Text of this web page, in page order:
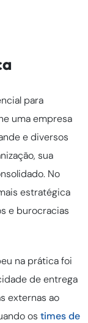
para
uma empresa
e diversos
sua
No
estratégica
e burocracias
na prática foi
de entrega
externas ao
os times de